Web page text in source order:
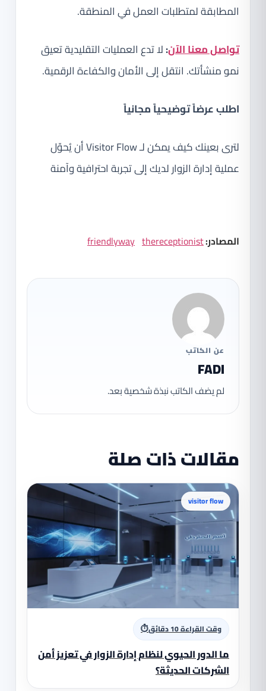
المطابقة لمتطلبات العمل في المنطقة.
تواصل معنا الآن:لا تدع العمليات التقليدية تعيق
نمو منشأتك. انتقل إلى الأمان والكفاءة الرقمية.
اطلب عرضاً توضيحياً مجانياً
لترى بعينك كيف يمكن لـ Visitor Flow أن يُحوّل
عملية إدارة الزوار لديك إلى تجربة احترافية وآمنة
المصادر: friendlyway thereceptionist
عن الكاتب
FADI
لم يضف الكاتب نبذة شخصية بعد.
مقالات ذات صلة
visitor flow
⏱ وقت القراءة 10 دقائق
ما الدور الحيوي لنظام إدارة الزوار في تعزيز أمن
الشركات الحديثة؟